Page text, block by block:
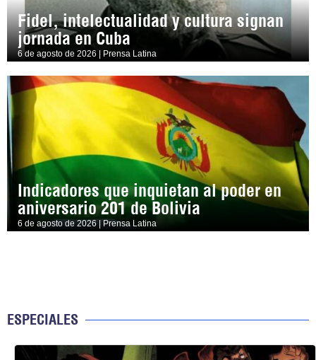
Fidel, intelectualidad y cultura signan
jornada en Cuba
6 de agosto de 2026 | Prensa Latina
Indicadores que inquietan al poder en
aniversario 201 de Bolivia
6 de agosto de 2026 | Prensa Latina
ESPECIALES